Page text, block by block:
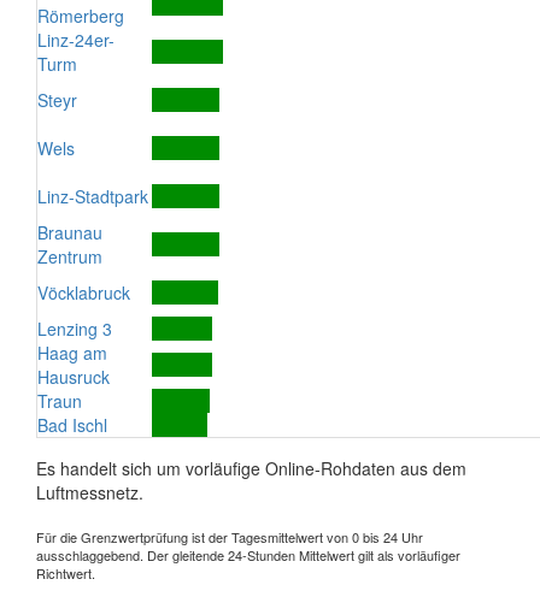
Römerberg
Linz-24er-
Turm
Steyr
Wels
Linz-Stadtpark
Braunau
Zentrum
Vöcklabruck
Lenzing 3
Haag am
Hausruck
Traun
Bad Ischl
Es handelt sich um vorläufige Online-Rohdaten aus dem
Luftmessnetz.
Für die Grenzwertprüfung ist der Tagesmittelwert von 0 bis 24 Uhr
ausschlaggebend. Der gleitende 24-Stunden Mittelwert gilt als vorläufiger
Richtwert.